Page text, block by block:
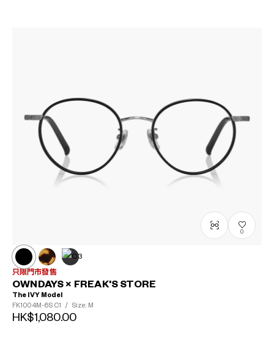
0
只限門市發售
OWNDAYS × FREAK'S STORE
The IVY Model
FK1004M-6S C1 / Size: M
HK$1,080.00